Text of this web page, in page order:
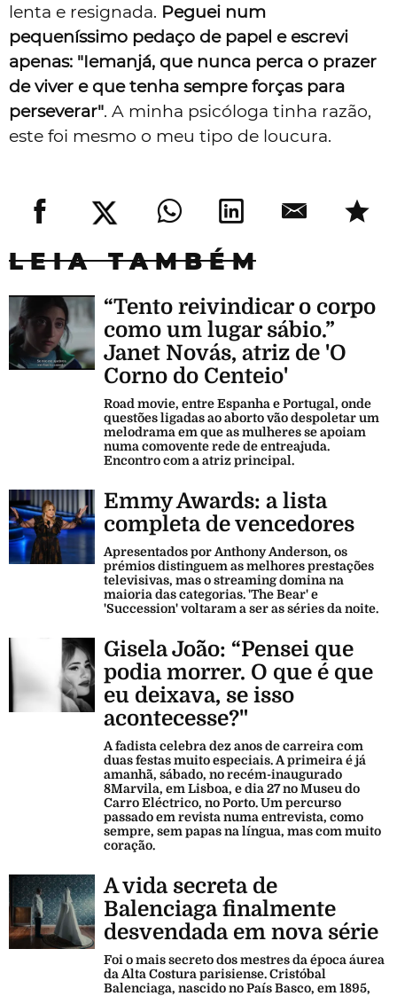
lenta e resignada. Peguei num
pequeníssimo pedaço de papel e escrevi
apenas: "Iemanjá, que nunca perca o prazer
de viver e que tenha sempre forças para
perseverar". A minha psicóloga tinha razão,
este foi mesmo o meu tipo de loucura.
LEIA TAMBÉM
“Tento reivindicar o corpo
como um lugar sábio.”
Janet Novás, atriz de 'O
Corno do Centeio'
Road movie, entre Espanha e Portugal, onde
questões ligadas ao aborto vão despoletar um
melodrama em que as mulheres se apoiam
numa comovente rede de entreajuda.
Encontro com a atriz principal.
Emmy Awards: a lista
completa de vencedores
Apresentados por Anthony Anderson, os
prémios distinguem as melhores prestações
televisivas, mas o streaming domina na
maioria das categorias. 'The Bear' e
'Succession' voltaram a ser as séries da noite.
Gisela João: “Pensei que
podia morrer. O que é que
eu deixava, se isso
acontecesse?"
A fadista celebra dez anos de carreira com
duas festas muito especiais. A primeira é já
amanhã, sábado, no recém-inaugurado
8Marvila, em Lisboa, e dia 27 no Museu do
Carro Eléctrico, no Porto. Um percurso
passado em revista numa entrevista, como
sempre, sem papas na língua, mas com muito
coração.
A vida secreta de
Balenciaga finalmente
desvendada em nova série
Foi o mais secreto dos mestres da época áurea
da Alta Costura parisiense. Cristóbal
Balenciaga, nascido no País Basco, em 1895,